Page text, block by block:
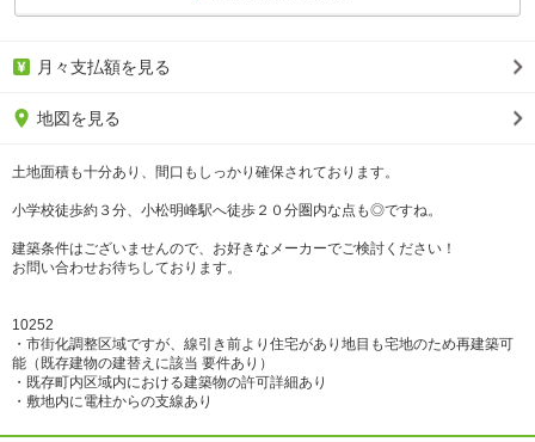
月々支払額を見る
地図を見る
土地面積も十分あり、間口もしっかり確保されております。
小学校徒歩約３分、小松明峰駅へ徒歩２０分圏内な点も◎ですね。
建築条件はございませんので、お好きなメーカーでご検討ください！
お問い合わせお待ちしております。
10252
・市街化調整区域ですが、線引き前より住宅があり地目も宅地のため再建築可
能（既存建物の建替えに該当 要件あり）
・既存町内区域内における建築物の許可詳細あり
・敷地内に電柱からの支線あり